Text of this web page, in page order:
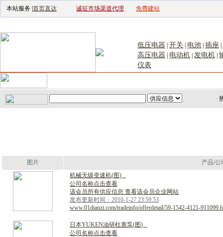
本站服务 | 首页直达 诚征市场渠道代理 免费建站
低压电器 开关 电池 插座
高压电器 电动机 发电机
仪表
图片
产品/公
机械无级变速机(图)
公司名称点击查看
该会员所有供应信息 查看该会员企业网站
发布更新时间：2010-1-27 23:59:53
www.01dianzi.com/tradeinfo/offerdetail/59-1542-4121-
日 本YUKEN油研柱塞泵(图)
公司名称点击查看